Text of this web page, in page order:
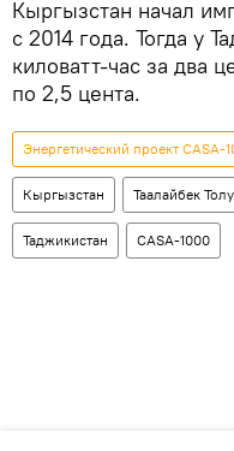
Кыргызстан начал
с 2014 года. Тогда у
киловатт-час за два
по 2,5 цента.
Энергетический проект CASA-
Кыргызстан Таалайбек
Таджикистан CASA-1000